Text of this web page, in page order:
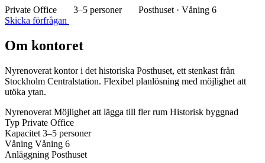
Private Office 3–5 personer
Posthuset · Våning 6
Skicka förfrågan
Om kontoret
Nyrenoverat kontor i det historiska Posthuset, ett stenkast från
Stockholm Centralstation. Flexibel planlösning med möjlighet att
utöka ytan.
Nyrenoverat Möjlighet att lägga till fler rum Historisk byggnad
Typ Private Office
Kapacitet 3–5 personer
Våning Våning 6
Anläggning Posthuset